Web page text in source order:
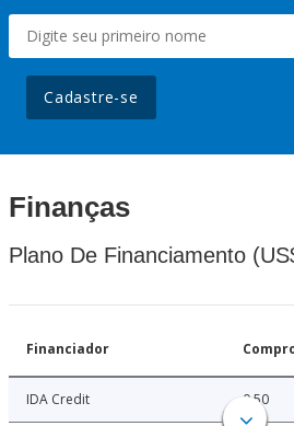
Cadastre-se
Finanças
Plano De Financiamento
Financiador
IDA Credit 0.50